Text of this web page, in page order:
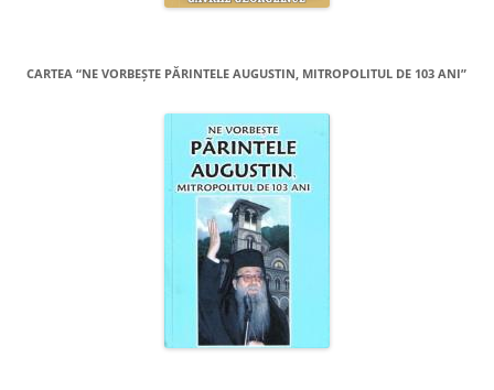
CARTEA “NE VORBEŞTE PĂRINTELE AUGUSTIN, MITROPOLITUL DE 103 ANI”